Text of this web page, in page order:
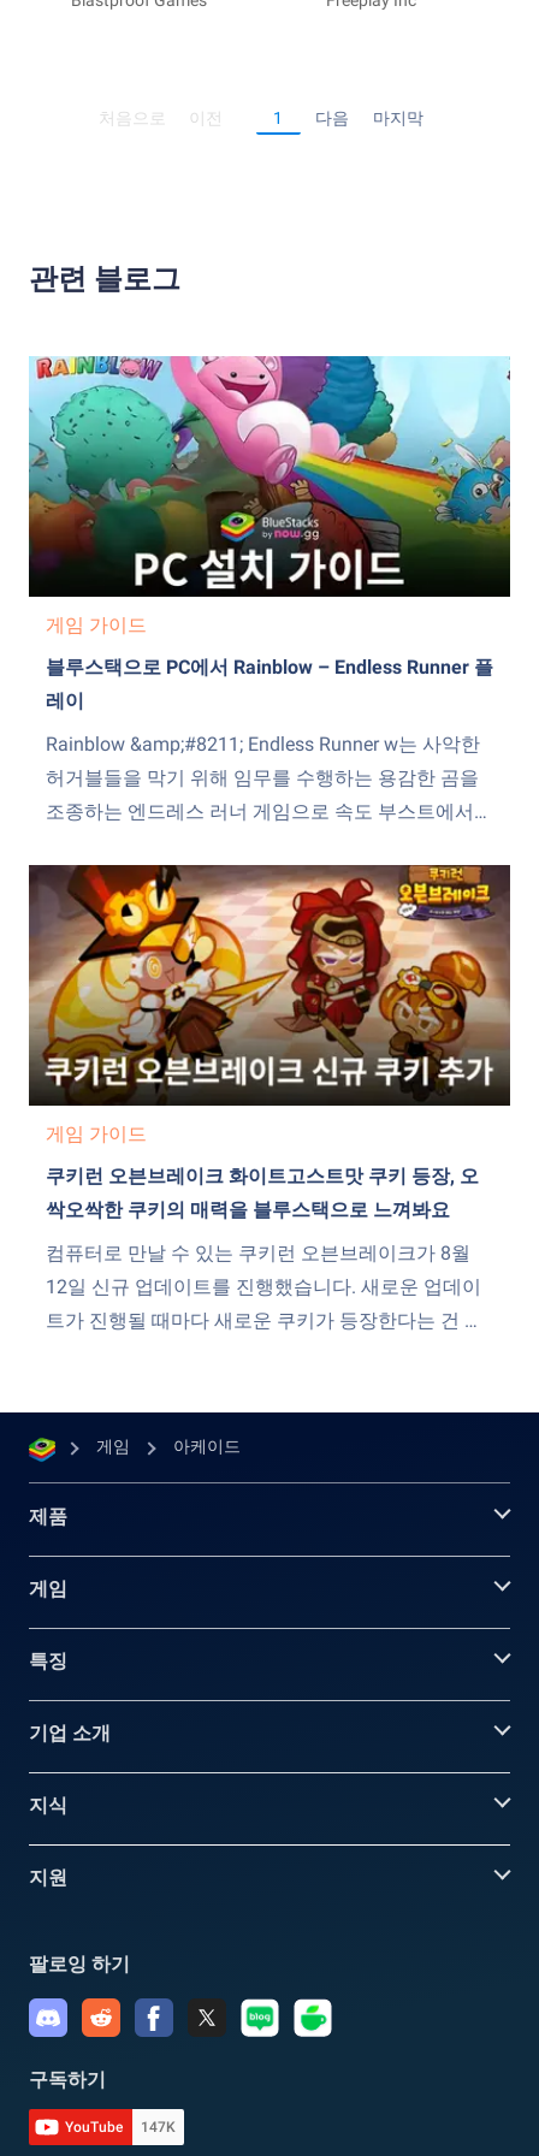
처음으로 이전 1 다음 마지막
관련 블로그
게임 가이드
블루스택으로 PC에서 Rainblow – Endless Runner 플
레이
Rainblow &amp;#8211; Endless Runner w는 사악한
허거블들을 막기 위해 임무를 수행하는 용감한 곰을
조종하는 엔드레스 러너 게임으로 속도 부스트에서
로운 캐릭터와 업그레이드를 잠금 해제해 보실 수 있
죠. 그리고 임무 완료 시 귀중한 아이템과 업그레이드
역시 보상으로 받게 됩니다. Rainblow &amp;#8211;
Endless Runner PC...
게임 가이드
쿠키런 오븐브레이크 화이트고스트맛 쿠키 등장, 오
싹오싹한 쿠키의 매력을 블루스택으로 느껴봐요
컴퓨터로 만날 수 있는 쿠키런 오븐브레이크가 8월
12일 신규 업데이트를 진행했습니다. 새로운 업데이
트가 진행될 때마다 새로운 쿠키가 등장한다는 건 이
대를 저버리지 않기 위해 신규 쿠키 &lsquo;화이트고
스트맛 쿠키&rsquo;가 쿠키런 오븐브레이크에 합류
했습니다. 러닝...
게임 아케이드
제품
게임
특징
기업 소개
지식
지원
팔로잉 하기
구독하기
YouTube 147K